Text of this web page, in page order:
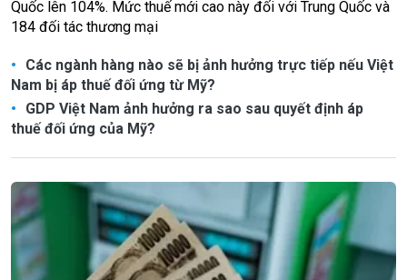
Quốc lên 104%. Mức thuế mới cao này đối với Trung Quốc và
184 đối tác thương mại
Các ngành hàng nào sẽ bị ảnh hưởng trực tiếp nếu Việt
Nam bị áp thuế đối ứng từ Mỹ?
GDP Việt Nam ảnh hưởng ra sao sau quyết định áp
thuế đối ứng của Mỹ?